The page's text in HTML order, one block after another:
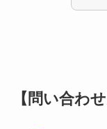
【問い合わせ